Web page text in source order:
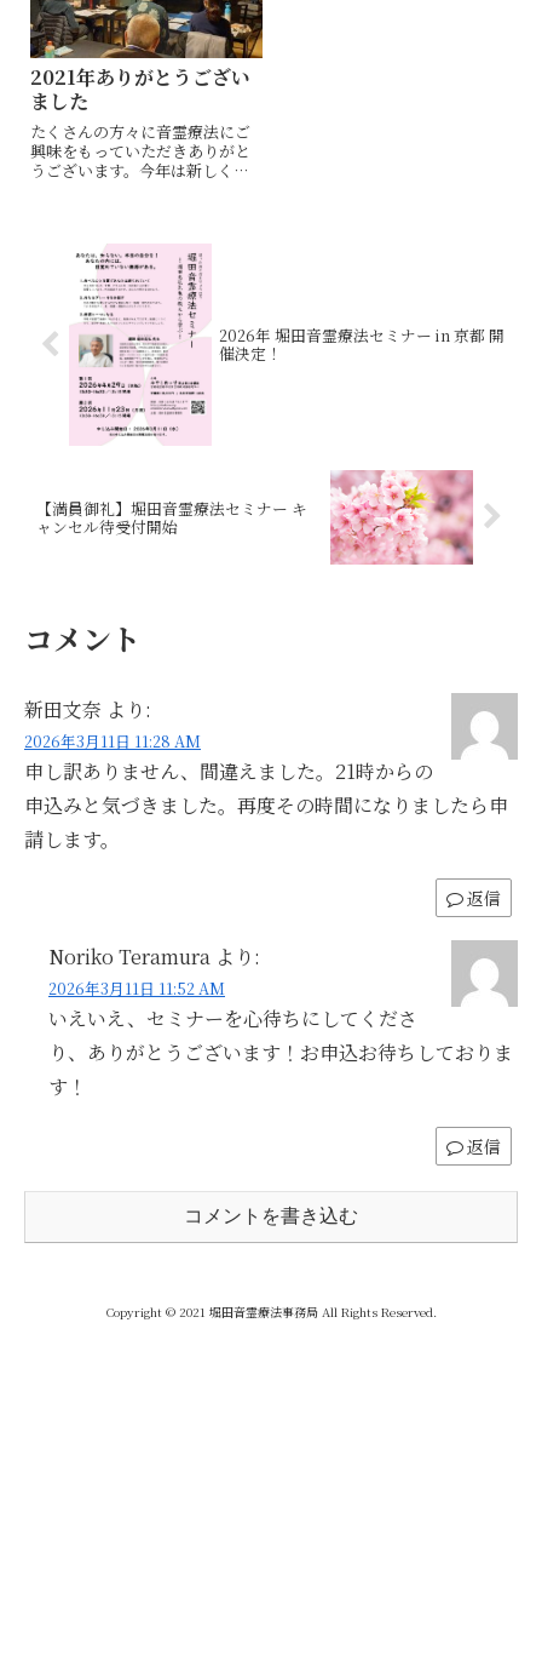
2021年ありがとうござい
ました
たくさんの方々に音霊療法にご
興味をもっていただきありがと
うございます。今年は新しく応
局の私達もどんな内容になるの
かわからない中で、友人や知人
になんか面白そう...
2026年 堀田音霊療法セミナー in 京都 開
催決定！
【満員御礼】堀田音霊療法セミナー キ
ャンセル待受付開始
コメント
新田文奈 より:
2026年3月11日 11:28 AM
申し訳ありません、間違えました。21時からの
申込みと気づきました。再度その時間になりましたら申
請します。
返信
Noriko Teramura より:
2026年3月11日 11:52 AM
いえいえ、セミナーを心待ちにしてくださ
り、ありがとうございます！お申込お待ちしておりま
す！
返信
コメントを書き込む
Copyright © 2021 堀田音霊療法事務局 All Rights Reserved.